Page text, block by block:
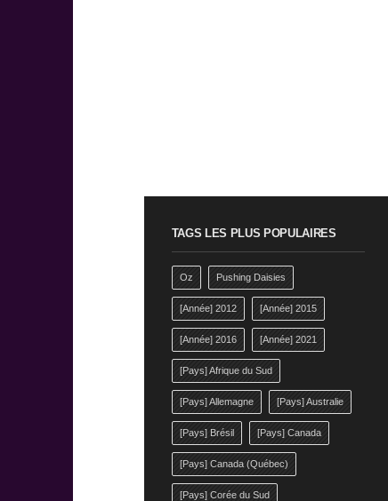
TAGS LES PLUS POPULAIRES
Oz Pushing Daisies
[Année] 2012 [Année] 2015
[Année] 2016 [Année] 2021
[Pays] Afrique du Sud
[Pays] Allemagne [Pays] Australie
[Pays] Brésil [Pays] Canada
[Pays] Canada (Québec)
[Pays] Corée du Sud